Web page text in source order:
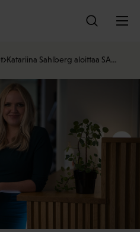
Katariina Sahlberg aloittaa SA…